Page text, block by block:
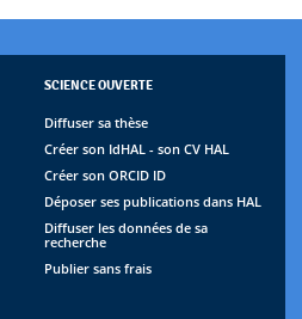
SCIENCE OUVERTE
Diffuser sa thèse
Créer son IdHAL - son CV HAL
Créer son ORCID ID
Déposer ses publications dans HAL
Diffuser les données de sa
recherche
Publier sans frais